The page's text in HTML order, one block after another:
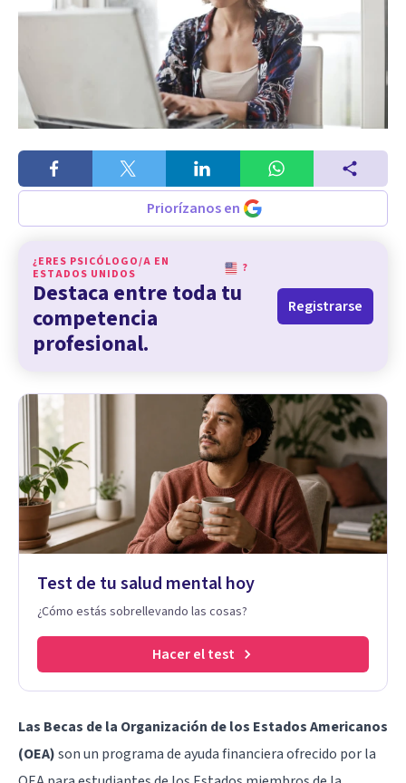
Priorízanos en
¿ERES PSICÓLOGO/A EN
ESTADOS UNIDOS
?
Destaca entre toda tu
competencia
profesional.
Registrarse
Test de tu salud mental hoy
¿Cómo estás sobrellevando las cosas?
Hacer el test
Las Becas de la Organización de los Estados Americanos
(OEA)son un programa de ayuda financiera ofrecido por la